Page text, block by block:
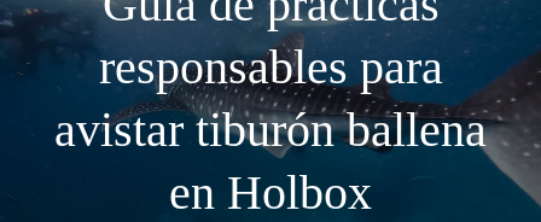
responsables para
avistar tiburón ballena
en Holbox